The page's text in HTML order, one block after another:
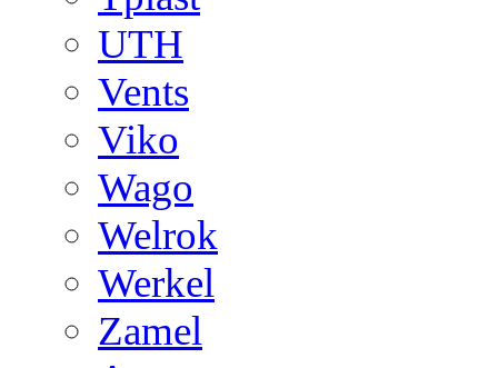
UTH
Vents
Viko
Wago
Welrok
Werkel
Zamel